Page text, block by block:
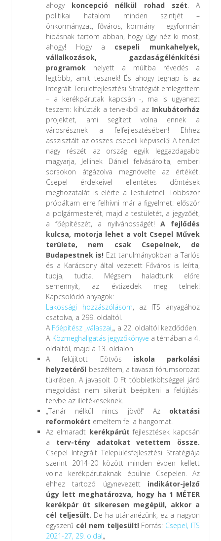
ahogy koncepció nélkül rohad szét. A
politikai hatalom minden szintjét –
önkormányzat, főváros, kormány – egyformán
hibásnak tartom abban, hogy úgy néz ki most,
ahogy! Hogy a csepeli munkahelyek,
vállalkozások, gazdaságélénkítési
programok helyett a múltba révedés a
legtöbb, amit tesznek! És ahogy tegnap is az
Integrált Területfejlesztési Stratégiát emlegettem
– a kerékpárutak kapcsán -, ma is ugyanezt
teszem: kihúzták a tervekből az Inkubátorház
projektet, ami segített volna ennek a
városrésznek a felfejlesztésében! Ehhez
asszisztált az összes csepeli képviselő! A terület
nagy részét az ország egyik leggazdagabb
magyarja, Jellinek Dániel felvásárolta, emberi
sorsokon átgázolva megnövelte az értékét.
Csepel érdekeivel ellentétes döntések
meghozatalát is elérte a Testületnél. Többször
próbáltam erre felhívni már a figyelmet: először
a polgármesterét, majd a testületét, a jegyzőét,
a főépítészét, a nyilvánosságét! A fejlődés
kulcsa, motorja lehet a volt Csepel Művek
területe, nem csak Csepelnek, de
Budapestnek is! Ezt tanulmányokban a Tarlós
és a Karácsony által vezetett Főváros is leírta,
tudja, tudta. Mégsem haladtunk előre
semennyit, az évtizedek meg telnek!
Kapcsolódó anyagok:
Lakossági hozzászólásom, az ITS anyagához
csatolva, a 299. oldaltól.
A Főépítész „válaszai„, a 22. oldaltól kezdődően.
A Közmeghallgatás jegyzőkönyve a témában a 4.
oldaltól, majd a 13. oldalon.
A felújított Eötvös iskola parkolási
helyzetéről beszéltem, a tavaszi fórumsorozat
tükrében. A javasolt 0 Ft többletköltséggel járó
megoldást nem sikerült beépíteni a felújítási
tervbe az illetékeseknek.
„Tanár nélkül nincs jövő!” Az oktatási
reformokért emeltem fel a hangomat.
Az elmaradt kerékpárút fejlesztések kapcsán
a terv-tény adatokat vetettem össze.
Csepel Integrált Településfejlesztési Stratégiája
szerint 2014-20 között minden évben kellett
volna kerékpárutaknak épülnie Csepelen. Az
ehhez tartozó úgynevezett indikátor-jelző
úgy lett meghatározva, hogy ha 1 MÉTER
kerékpár út sikeresen megépül, akkor a
cél teljesült. De ha utánanézünk, ez a nagyon
egyszerű cél nem teljesült! Forrás: Csepel, ITS
2021-27, 29. oldal„